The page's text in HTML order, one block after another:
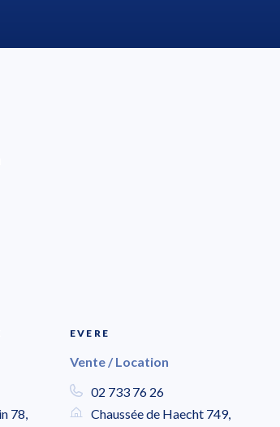
78,
EVERE
Vente / Location
02 733 76 26
Chaussée de Haecht 749,